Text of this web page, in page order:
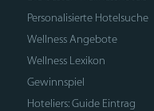
Personalisierte Hotelsuche
Wellness Angebote
Wellness Lexikon
Gewinnspiel
Hoteliers: Guide Eintrag